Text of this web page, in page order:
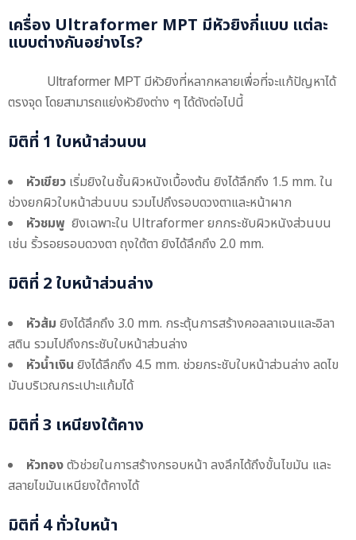
เครื่อง Ultraformer MPT มีหัวยิงกี่แบบ แต่ละ
แบบต่างกันอย่างไร?
Ultraformer MPT มีหัวยิงที่หลากหลายเพื่อที่จะแก้ปัญหาได้
ตรงจุด โดยสามารถแย่งหัวยิงต่าง ๆ ได้ดังต่อไปนี้
มิติที่ 1 ใบหน้าส่วนบน
หัวเขียว เริ่มยิงในชั้นผิวหนังเบื้องต้น ยิงได้ลึกถึง 1.5 mm. ใน
ช่วงยกผิวใบหน้าส่วนบน รวมไปถึงรอบดวงตาและหน้าผาก
หัวชมพู ยิงเฉพาะใน Ultraformer ยกกระชับผิวหนังส่วนบน
เช่น ริ้วรอยรอบดวงตา ถุงใต้ตา ยิงได้ลึกถึง 2.0 mm.
มิติที่ 2 ใบหน้าส่วนล่าง
หัวส้ม ยิงได้ลึกถึง 3.0 mm. กระตุ้นการสร้างคอลลาเจนและอิลา
สติน รวมไปถึงกระชับใบหน้าส่วนล่าง
หัวน้ำเงิน ยิงได้ลึกถึง 4.5 mm. ช่วยกระชับใบหน้าส่วนล่าง ลดไข
มันบริเวณกระเปาะแก้มได้
มิติที่ 3 เหนียงใต้คาง
หัวทองตัวช่วยในการสร้างกรอบหน้า ลงลึกได้ถึงขั้นไขมัน และ
สลายไขมันเหนียงใต้คางได้
มิติที่ 4 ทั่วใบหน้า